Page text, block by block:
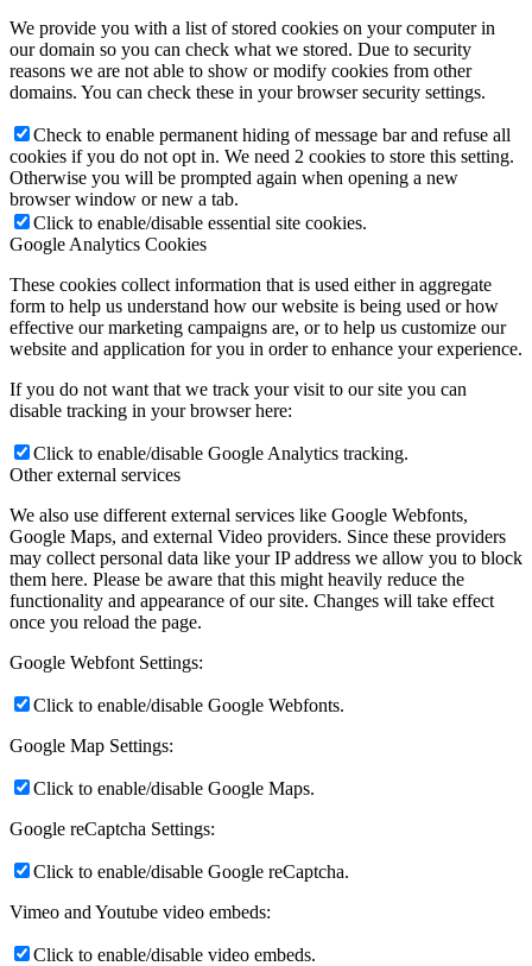
We provide you with a list of stored cookies on your computer in
our domain so you can check what we stored. Due to security
reasons we are not able to show or modify cookies from other
domains. You can check these in your browser security settings.
Check to enable permanent hiding of message bar and refuse all
cookies if you do not opt in. We need 2 cookies to store this setting.
Otherwise you will be prompted again when opening a new
browser window or new a tab.
Click to enable/disable essential site cookies.
Google Analytics Cookies
These cookies collect information that is used either in aggregate
form to help us understand how our website is being used or how
effective our marketing campaigns are, or to help us customize our
website and application for you in order to enhance your experience.
If you do not want that we track your visit to our site you can
disable tracking in your browser here:
Click to enable/disable Google Analytics tracking.
Other external services
We also use different external services like Google Webfonts,
Google Maps, and external Video providers. Since these providers
may collect personal data like your IP address we allow you to block
them here. Please be aware that this might heavily reduce the
functionality and appearance of our site. Changes will take effect
once you reload the page.
Google Webfont Settings:
Click to enable/disable Google Webfonts.
Google Map Settings:
Click to enable/disable Google Maps.
Google reCaptcha Settings:
Click to enable/disable Google reCaptcha.
Vimeo and Youtube video embeds:
Click to enable/disable video embeds.